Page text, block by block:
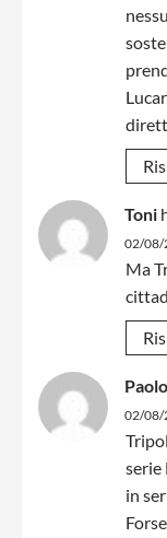
Toni
02/08/
Ma
Paolo
02/08/
serie
in